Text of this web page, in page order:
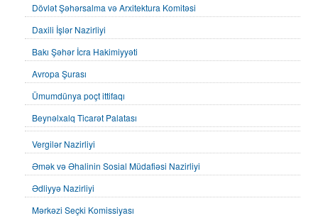
Dövlət Şəhərsalma və Arxitektura Komitəsi
Daxili İşlər Nazirliyi
Bakı Şəhər İcra Hakimiyyəti
Avropa Şurası
Ümumdünya poçt ittifaqı
Beynəlxalq Ticarət Palatası
Vergilər Nazirliyi
Əmək və Əhalinin Sosial Müdafiəsi Nazirliyi
Ədliyyə Nazirliyi
Mərkəzi Seçki Komissiyası